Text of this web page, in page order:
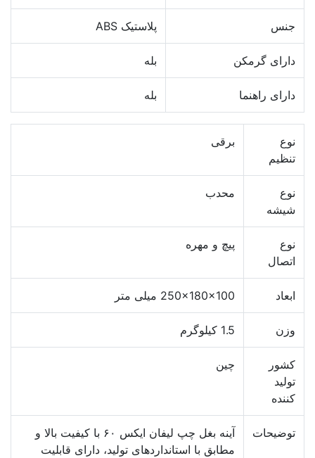
جنس پلاستیک ABS
دارای گرمکن بله
دارای راهنما بله
نوع
تنظیم
برقی
نوع
شیشه
محدب
نوع
اتصال
پیچ و مهره
ابعاد 250x180x100 میلی متر
وزن 1.5 کیلوگرم
کشور
تولید
کننده
چین
توضیحات
آینه بغل چپ لیفان ایکس ۶۰ با کیفیت بالا و
مطابق با استانداردهای تولید، دارای قابلیت